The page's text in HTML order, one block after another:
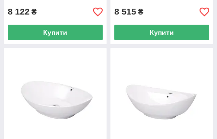
8 122 ₴
Купити
8 515 ₴
Купити